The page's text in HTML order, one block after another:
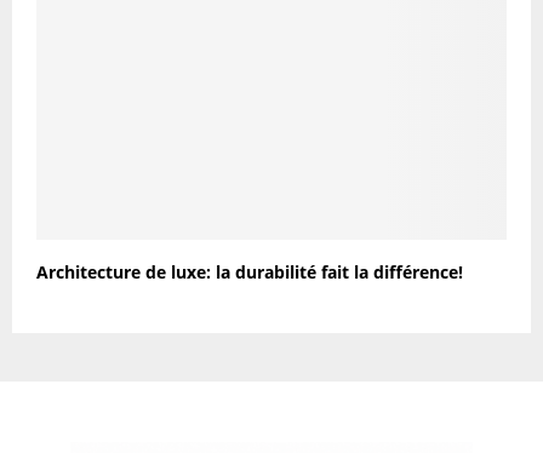
Architecture de luxe: la durabilité fait la différence!